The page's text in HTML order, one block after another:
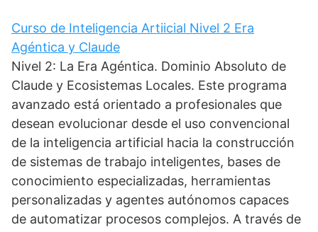
Curso de Inteligencia Artiicial Nivel 2 Era
Agéntica y Claude
Nivel 2: La Era Agéntica. Dominio Absoluto de
Claude y Ecosistemas Locales. Este programa
avanzado está orientado a profesionales que
desean evolucionar desde el uso convencional
de la inteligencia artificial hacia la construcción
de sistemas de trabajo inteligentes, bases de
conocimiento especializadas, herramientas
personalizadas y agentes autónomos capaces
de automatizar procesos complejos. A través de